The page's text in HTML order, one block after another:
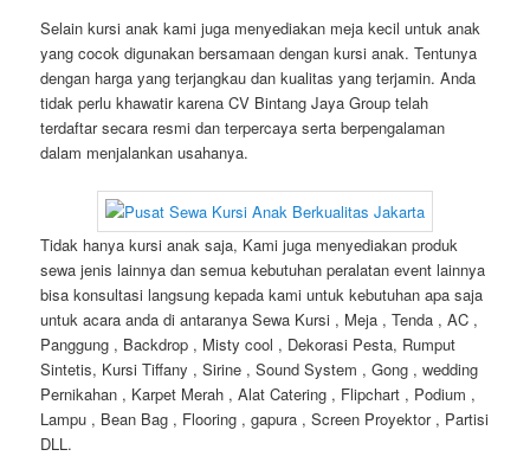
Selain kursi anak kami juga menyediakan meja kecil untuk anak
yang cocok digunakan bersamaan dengan kursi anak. Tentunya
dengan harga yang terjangkau dan kualitas yang terjamin. Anda
tidak perlu khawatir karena CV Bintang Jaya Group telah
terdaftar secara resmi dan terpercaya serta berpengalaman
dalam menjalankan usahanya.
Tidak hanya kursi anak saja, Kami juga menyediakan produk
sewa jenis lainnya dan semua kebutuhan peralatan event lainnya
bisa konsultasi langsung kepada kami untuk kebutuhan apa saja
untuk acara anda di antaranya Sewa Kursi , Meja , Tenda , AC ,
Panggung , Backdrop , Misty cool , Dekorasi Pesta, Rumput
Sintetis, Kursi Tiffany , Sirine , Sound System , Gong , wedding
Pernikahan , Karpet Merah , Alat Catering , Flipchart , Podium ,
Lampu , Bean Bag , Flooring , gapura , Screen Proyektor , Partisi
DLL.